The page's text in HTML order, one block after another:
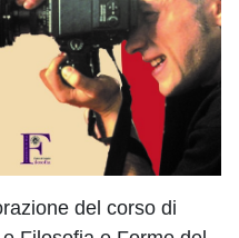
del corso di